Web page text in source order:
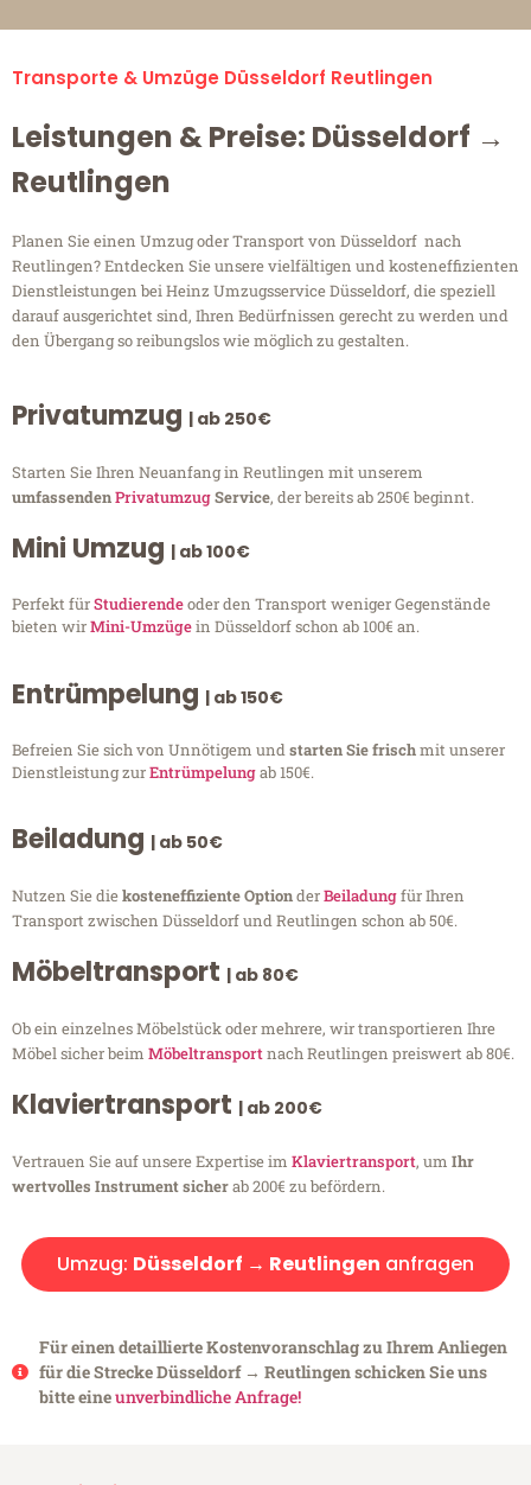
Transporte & Umzüge Düsseldorf Reutlingen
Leistungen & Preise: Düsseldorf →
Reutlingen
Planen Sie einen Umzug oder Transport von Düsseldorf nach
Reutlingen? Entdecken Sie unsere vielfältigen und kosteneffizienten
Dienstleistungen bei Heinz Umzugsservice Düsseldorf, die speziell
darauf ausgerichtet sind, Ihren Bedürfnissen gerecht zu werden und
den Übergang so reibungslos wie möglich zu gestalten.
Privatumzug | ab 250€
Starten Sie Ihren Neuanfang in Reutlingen mit unserem
umfassendenPrivatumzugService, der bereits ab 250€ beginnt.
Mini Umzug | ab 100€
Perfekt fürStudierendeoder den Transport weniger Gegenstände
bieten wirMini-Umzügein Düsseldorf schon ab 100€ an.
Entrümpelung | ab 150€
Befreien Sie sich von Unnötigem undstarten Sie frischmit unserer
Dienstleistung zurEntrümpelungab 150€.
Beiladung | ab 50€
Nutzen Sie diekosteneffiziente OptionderBeiladungfür Ihren
Transport zwischen Düsseldorf und Reutlingen schon ab 50€.
Möbeltransport | ab 80€
Ob ein einzelnes Möbelstück oder mehrere, wir transportieren Ihre
Möbel sicher beim Möbeltransportnach Reutlingen preiswert ab 80€.
Klaviertransport | ab 200€
Vertrauen Sie auf unsere Expertise im Klaviertransport, um Ihr
wertvolles Instrument sicherab 200€ zu befördern.
Umzug: Düsseldorf → Reutlingen anfragen
Für einen detaillierte Kostenvoranschlag zu Ihrem Anliegen
für die Strecke Düsseldorf → Reutlingen schicken Sie uns
bitte eineunverbindliche Anfrage!